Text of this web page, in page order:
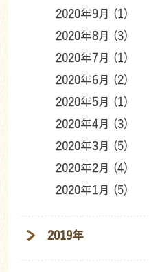
2020年9月 (1)
2020年8月 (3)
2020年7月 (1)
2020年6月 (2)
2020年5月 (1)
2020年4月 (3)
2020年3月 (5)
2020年2月 (4)
2020年1月 (5)
2019年